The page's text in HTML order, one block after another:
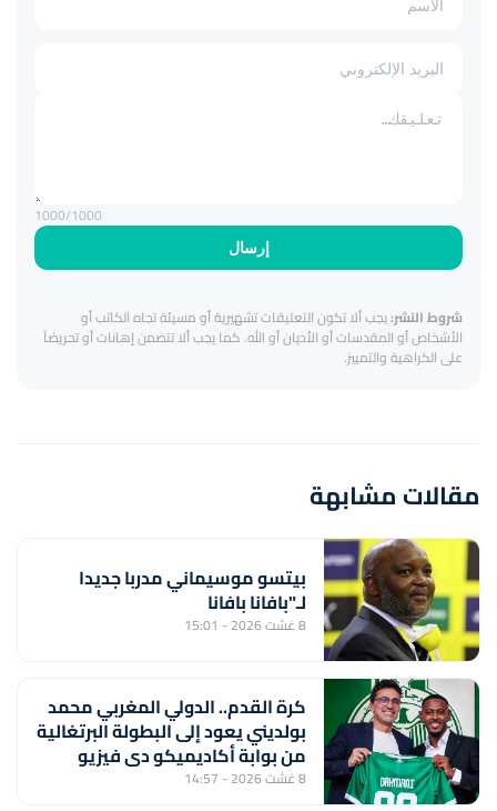
إرسال
1000/1000
شروط النشر:يجب ألا تكون التعليقات تشهيرية أو مسيئة تجاه الكاتب أو
الأشخاص أو المقدسات أو الأديان أو الله. كما يجب ألا تتضمن إهانات أو تحريضاً
على الكراهية والتمييز.
مقالات مشابهة
بيتسو موسيماني مدربا جديدا
لـ"بافانا بافانا
8 غشت 2026 - 15:01
كرة القدم.. الدولي المغربي محمد
بولديني يعود إلى البطولة البرتغالية
من بوابة أكاديميكو دي فيزيو
8 غشت 2026 - 14:57